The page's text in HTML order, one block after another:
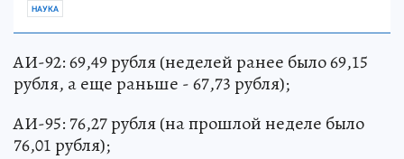
НАУКА
АИ-92: 69,49 рубля (неделей ранее было 69,15
рубля, а еще раньше - 67,73 рубля);
АИ-95: 76,27 рубля (на прошлой неделе было
76,01 рубля);